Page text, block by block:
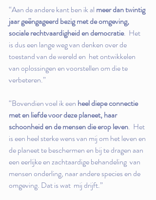
“Aan de andere kant ben ik al meer dan twintig
jaar geëngageerd bezig met de omgeving,
sociale rechtvaardigheid en democratie.  Het
is dus een lange weg van denken over de
toestand van de wereld en  het ontwikkelen
van oplossingen en voorstellen om die te
verbeteren.”
“Bovendien voel ik een heel diepe connectie
met en liefde voor deze planeet, haar
schoonheid en de mensen die erop leven.  Het
is een heel sterke wens van mij om het leven en
de planeet te beschermen en bij te dragen aan
een eerlijke en zachtaardige behandeling  van
mensen onderling, naar andere species en de
omgeving. Dat is wat  mij drijft.”